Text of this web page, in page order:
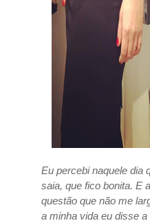
Eu percebi naquele dia
saia, que fico bonita. E a
questão que não me
a minha vida eu disse a